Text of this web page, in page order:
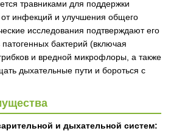
травниками для поддержки
инфекций и улучшения общего
исследования подтверждают его
бактерий (включая
и вредной микрофлоры, а также
дыхательные пути и бороться с
и дыхательной систем: